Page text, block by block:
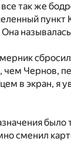
так же
пункт
Чернов,
в экран, я
было
сменил